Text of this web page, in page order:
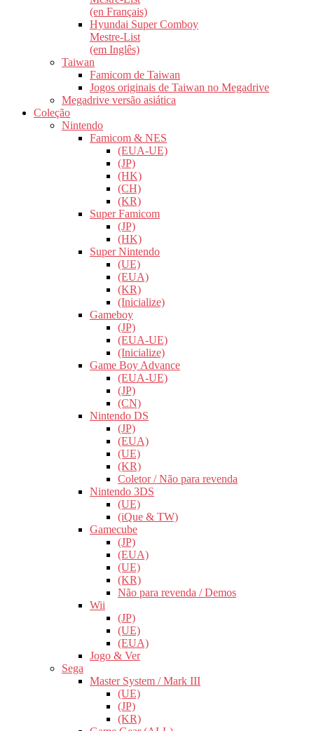
(en Français)
Hyundai Super Comboy
Mestre-List
(em Inglês)
Taiwan
Famicom de Taiwan
Jogos originais de Taiwan no Megadrive
Megadrive versão asiática
Coleção
Nintendo
Famicom & NES
(EUA-UE)
(JP)
(HK)
(CH)
(KR)
Super Famicom
(JP)
(HK)
Super Nintendo
(UE)
(EUA)
(KR)
(Inicialize)
Gameboy
(JP)
(EUA-UE)
(Inicialize)
Game Boy Advance
(EUA-UE)
(JP)
(CN)
Nintendo DS
(JP)
(EUA)
(UE)
(KR)
Coletor / Não para revenda
Nintendo 3DS
(UE)
(iQue & TW)
Gamecube
(JP)
(EUA)
(UE)
(KR)
Não para revenda / Demos
Wii
(JP)
(UE)
(EUA)
Jogo & Ver
Sega
Master System / Mark III
(UE)
(JP)
(KR)